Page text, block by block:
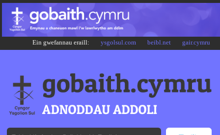
Ein gwefannau eraill: ysgolsul.com beibl.net gair.cymru